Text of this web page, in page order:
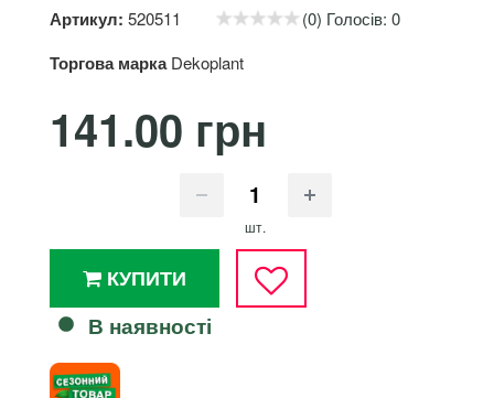
Артикул: 520511 (0) Голосів: 0
Торгова марка Dekoplant
141.00 грн
шт.
КУПИТИ
В наявності